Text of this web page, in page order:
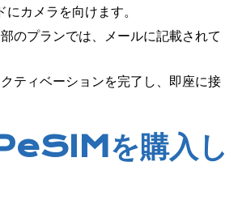
カメラを向けます。
部のプランでは、メールに記載されて
ティベーションを完了し、即座に接
を購入し